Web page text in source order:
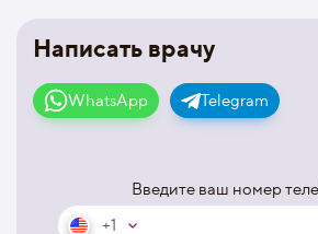
Написать врачу
WhatsApp Telegram
Введите ваш номер
+1